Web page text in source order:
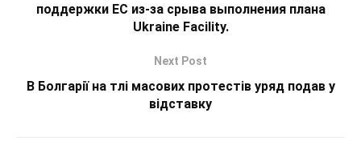
поддержки ЕС из-за срыва выполнения плана
Ukraine Facility.
Next Post
В Болгарії на тлі масових протестів уряд подав у
відставку